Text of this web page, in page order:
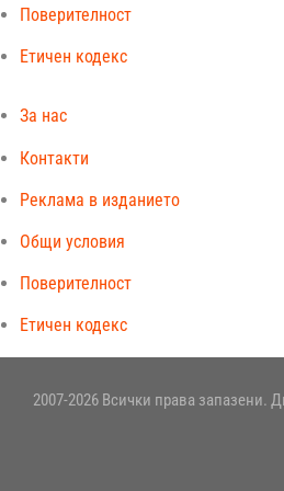
Поверителност
Етичен кодекс
За нас
Контакти
Реклама в изданието
Общи условия
Поверителност
Етичен кодекс
2007-2026 Всички права запазени.